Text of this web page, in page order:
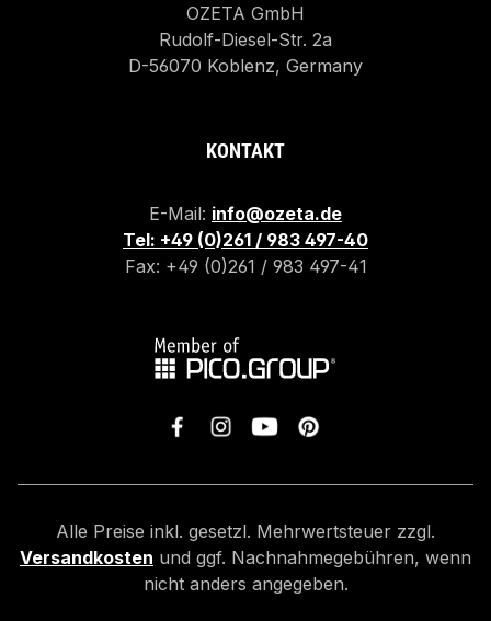
OZETA GmbH
Rudolf-Diesel-Str. 2a
D-56070 Koblenz, Germany
KONTAKT
E-Mail: info@ozeta.de
Tel: +49 (0)261 / 983 497-40
Fax: +49 (0)261 / 983 497-41
Alle Preise inkl. gesetzl. Mehrwertsteuer zzgl.
Versandkosten und ggf. Nachnahmegebühren, wenn
nicht anders angegeben.